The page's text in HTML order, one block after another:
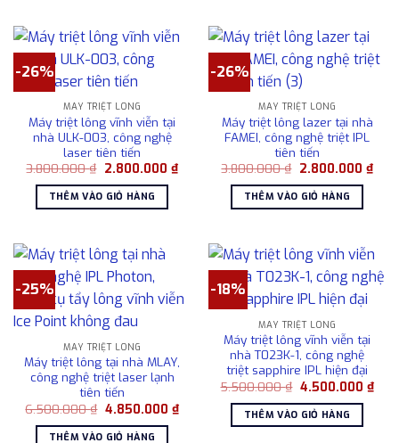
-26%
MÁY TRIỆT LÔNG
Máy triệt lông vĩnh viễn tại
nhà ULK-003, công nghệ
laser tiên tiến
3.800.000₫ Giá
là:
3.800.000 ₫.
2.800.000 ₫Giá
2.800.000 ₫.
THÊM VÀO GIỎ HÀNG
-26%
MÁY TRIỆT LÔNG
Máy triệt lông lazer tại nhà
FAMEI, công nghệ triệt IPL
tiên tiến
3.800.000₫ Giá
là:
3.800.000 ₫.
2.800.000 ₫Giá
THÊM VÀO GIỎ HÀNG
-25%
MÁY TRIỆT LÔNG
Máy triệt lông tại nhà MLAY,
công nghệ triệt laser lạnh
tiên tiến
6.500.000₫ Giá
là:
4.850.000 ₫Giá
hiện
THÊM VÀO GIỎ HÀNG
-18%
MÁY TRIỆT LÔNG
Máy triệt lông vĩnh viễn tại
nhà T023K-1, công nghệ
triệt sapphire IPL hiện đại
5.500.000₫ Giá
là:
5.500.000 ₫.
4.500.000 ₫Giá
hiện
THÊM VÀO GIỎ HÀNG